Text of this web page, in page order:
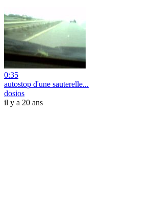
0:35
autostop d'une sauterelle...
dosios
il y a 20 ans